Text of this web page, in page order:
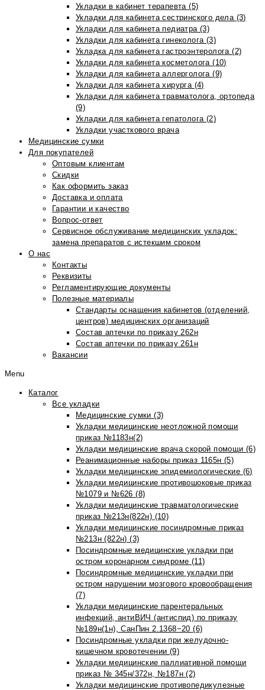
Укладки в кабинет терапевта (5)
Укладки для кабинета сестринского дела (3)
Укладки для кабинета педиатра (3)
Укладки для кабинета гинеколога (3)
Укладка для кабинета гастроэнтеролога (2)
Укладки для кабинета косметолога (10)
Укладки для кабинета аллерголога (9)
Укладки для кабинета хирурга (4)
Укладки для кабинета травматолога, ортопеда
(9)
Укладки для кабинета гепатолога (2)
Укладки участкового врача
Медицинские сумки
Для покупателей
Оптовым клиентам
Скидки
Как оформить заказ
Доставка и оплата
Гарантии и качество
Вопрос-ответ
Сервисное обслуживание медицинских укладок:
замена препаратов с истекшим сроком
О нас
Контакты
Реквизиты
Регламентирующие документы
Полезные материалы
Стандарты оснащения кабинетов (отделений,
центров) медицинских организаций
Состав аптечки по приказу 262н
Состав аптечки по приказу 261н
Вакансии
Menu
Каталог
Все укладки
Медицинские сумки (3)
Укладки медицинские неотложной помощи
приказ №1183н(2)
Укладки медицинские врача скорой помощи (6)
Реанимационные наборы приказ 1165н (5)
Укладки медицинские эпидемиологические (6)
Укладки медицинские противошоковые приказ
№1079 и №626 (8)
Укладки медицинские травматологические
приказ №213н(822н) (10)
Укладки медицинские посиндромные приказ
№213н (822н) (3)
Посиндромные медицинские укладки при
остром коронарном синдроме (11)
Посиндромные медицинские укладки при
остром нарушении мозгового кровообращения
(7)
Укладки медицинские парентеральных
инфекций, антиВИЧ (антиспид) по приказу
№189н(1н), СанПин 2.1368−20 (6)
Посиндромные укладки при желудочно-
кишечном кровотечении (9)
Укладки медицинские паллиативной помощи
приказ № 345н/372н, №187н (2)
Укладки медицинские противопедикулезные